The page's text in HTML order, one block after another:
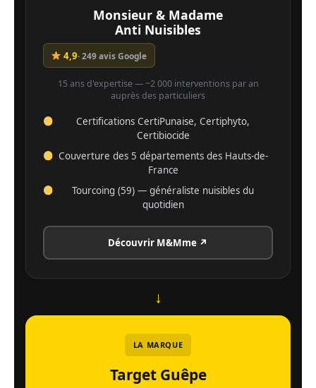
Monsieur & Madame
Anti Nuisibles
4,9· 249 avis Google
15 ans d'expertise — ~2 000 interventions par an
auprès des particuliers
Certifications CertiPunaise, Certiphyto,
Certibiocide
Couverture des 5 départements des Hauts-de-
France
Tourcoing (59) — généraliste nuisibles du
quotidien
Découvrir M&Mme ↗
↓
LA MARQUE
Target Guêpe